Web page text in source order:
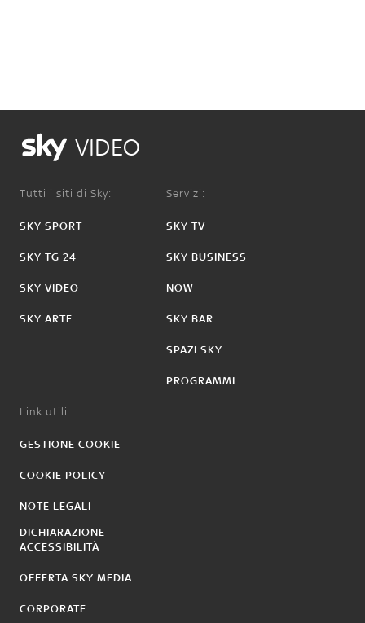
VIDEO
Tutti i siti di Sky:
SKY SPORT
SKY TG 24
SKY VIDEO
SKY ARTE
Servizi:
SKY TV
SKY BUSINESS
NOW
SKY BAR
SPAZI SKY
PROGRAMMI
Link utili:
GESTIONE COOKIE
COOKIE POLICY
NOTE LEGALI
DICHIARAZIONE
ACCESSIBILITÀ
OFFERTA SKY MEDIA
CORPORATE